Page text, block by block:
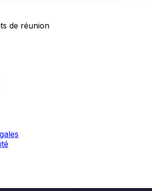
de réunion